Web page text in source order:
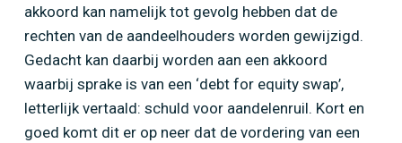
akkoord kan namelijk tot gevolg hebben dat de
rechten van de aandeelhouders worden gewijzigd.
Gedacht kan daarbij worden aan een akkoord
waarbij sprake is van een ‘debt for equity swap’,
letterlijk vertaald: schuld voor aandelenruil. Kort en
goed komt dit er op neer dat de vordering van een